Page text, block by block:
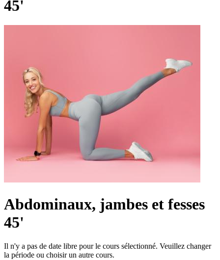
45'
Abdominaux, jambes et fesses
45'
Il n'y a pas de date libre pour le cours sélectionné. Veuillez changer
la période ou choisir un autre cours.